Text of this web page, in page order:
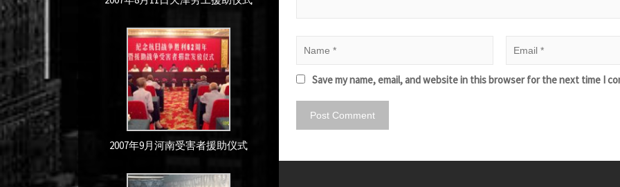
2007年9月河南受害者援助仪式
Save my name, email, and website in this browser for the next time I